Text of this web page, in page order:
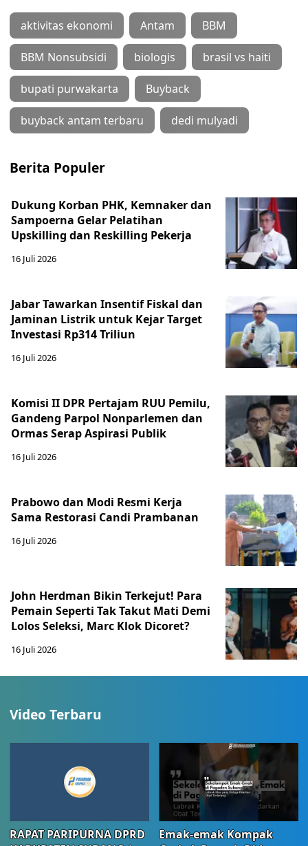
aktivitas ekonomi Antam BBM
BBM Nonsubsidi biologis brasil vs haiti
bupati purwakarta Buyback
buyback antam terbaru dedi mulyadi
Berita Populer
Dukung Korban PHK, Kemnaker dan
Sampoerna Gelar Pelatihan
Upskilling dan Reskilling Pekerja
16 Juli 2026
Jabar Tawarkan Insentif Fiskal dan
Jaminan Listrik untuk Kejar Target
Investasi Rp314 Triliun
16 Juli 2026
Komisi II DPR Pertajam RUU Pemilu,
Gandeng Parpol Nonparlemen dan
Ormas Serap Aspirasi Publik
16 Juli 2026
Prabowo dan Modi Resmi Kerja
Sama Restorasi Candi Prambanan
16 Juli 2026
John Herdman Bikin Terkejut! Para
Pemain Seperti Tak Takut Mati Demi
Lolos Seleksi, Marc Klok Dicoret?
16 Juli 2026
Video Terbaru
RAPAT PARIPURNA DPRD
Emak-emak Kompak